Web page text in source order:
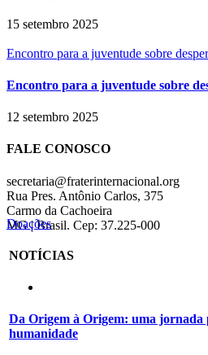
15 setembro 2025
Encontro para a juventude sobre
Encontro para a juventude sobre
12 setembro 2025
FALE CONOSCO
secretaria@fraterinternacional.org
Rua Pres. Antônio Carlos, 375
Carmo da Cachoeira
MG | Brasil. Cep: 37.225-000
Doações
NOTÍCIAS
Da Origem à Origem: uma jornada
humanidade